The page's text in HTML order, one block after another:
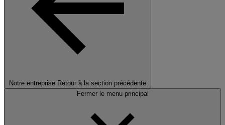
Notre entreprise Retour à la section précédente
Fermer le menu principal